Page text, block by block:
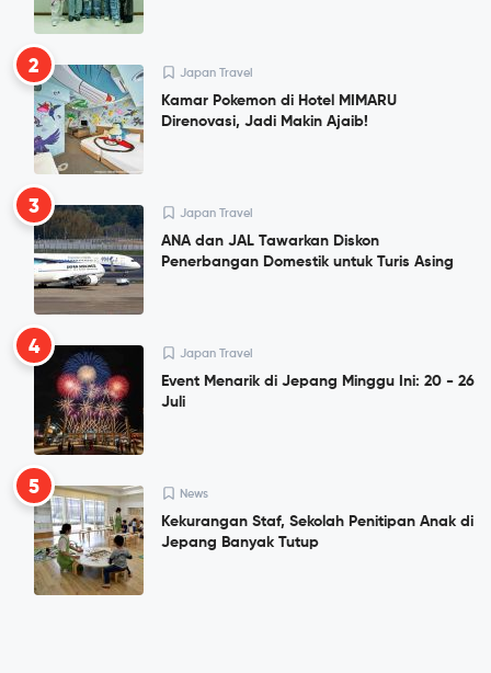
2 Japan Travel
Kamar Pokemon di Hotel MIMARU
Direnovasi, Jadi Makin Ajaib!
3 Japan Travel
ANA dan JAL Tawarkan Diskon
Penerbangan Domestik untuk Turis Asing
4 Japan Travel
Event Menarik di Jepang Minggu Ini: 20 - 26
Juli
5 News
Kekurangan Staf, Sekolah Penitipan Anak di
Jepang Banyak Tutup